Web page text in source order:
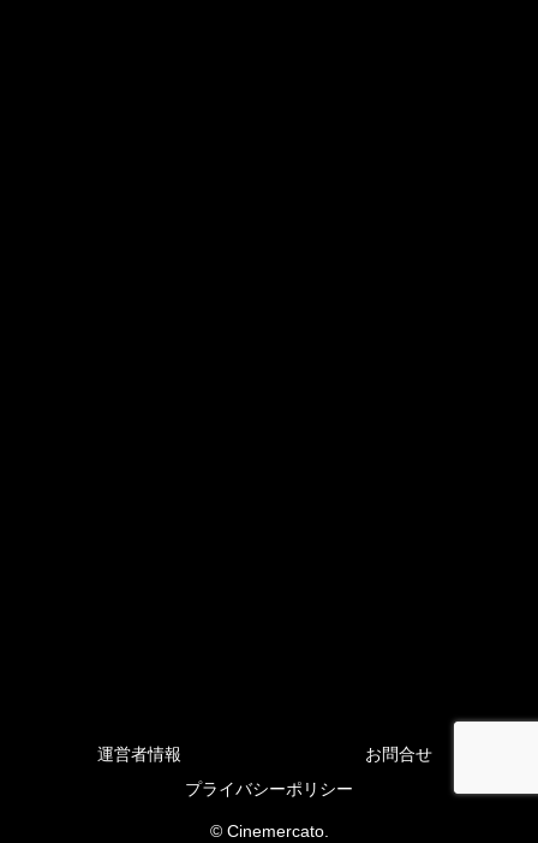
運営者情報
お問合せ
プライバシーポリシー
© Cinemercato.